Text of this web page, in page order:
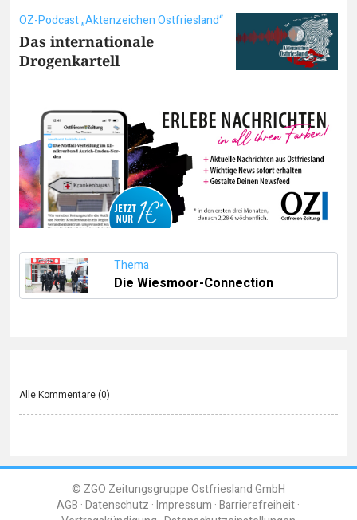
OZ-Podcast „Aktenzeichen Ostfriesland“
Das internationale
Drogenkartell
Thema
Die Wiesmoor-Connection
Alle Kommentare (0)
© ZGO Zeitungsgruppe Ostfriesland GmbH
AGB Datenschutz Impressum Barrierefreiheit